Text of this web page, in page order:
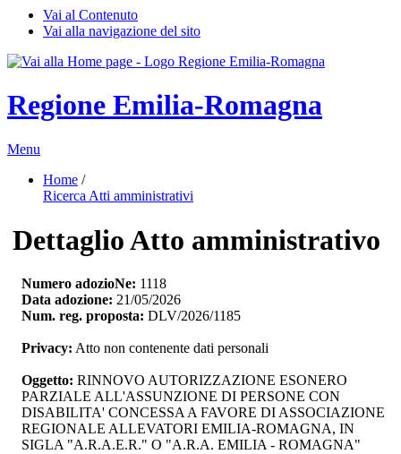
Vai al Contenuto
Vai alla navigazione del sito
Regione Emilia-Romagna
Menu
Home /
Ricerca Atti amministrativi
Dettaglio Atto amministrativo
Numero adozioNe: 1118
Data adozione: 21/05/2026
Num. reg. proposta: DLV/2026/1185
Privacy: Atto non contenente dati personali
Oggetto: RINNOVO AUTORIZZAZIONE ESONERO
PARZIALE ALL'ASSUNZIONE DI PERSONE CON
DISABILITA' CONCESSA A FAVORE DI ASSOCIAZIONE
REGIONALE ALLEVATORI EMILIA-ROMAGNA, IN
SIGLA "A.R.A.E.R." O "A.R.A. EMILIA - ROMAGNA"